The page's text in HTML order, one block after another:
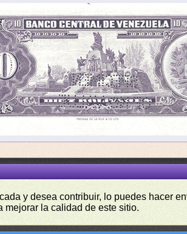
y desea contribuir, lo puedes hacer
mejorar la calidad de este sitio.